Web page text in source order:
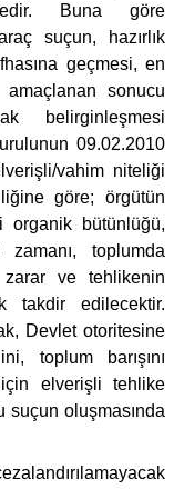
Buna göre
suçun, hazırlık
geçmesi, en
amaçlanan sonucu
belirginleşmesi
09.02.2010
vahim niteliği
göre; örgütün
organik bütünlüğü,
toplumda
ve tehlikenin
takdir edilecektir.
Devlet otoritesine
toplum barışını
elverişli tehlike
suçun oluşmasında